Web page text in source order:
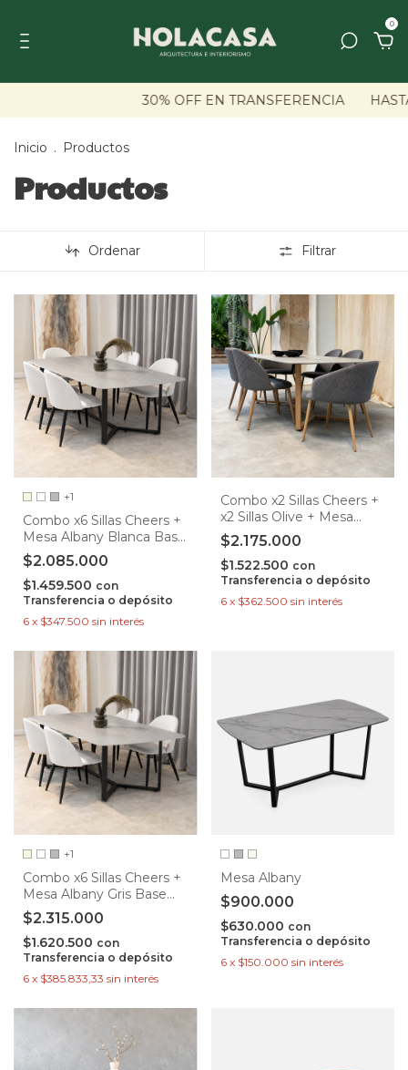
0
30% OFF EN TRANSFERENCIA HASTA 6
Inicio . Productos
Productos
Ordenar Filtrar
+1
Combo x6 Sillas Cheers +
Mesa Albany Blanca Base
Negra
$2.085.000
$1.459.500 con
Transferencia o depósito
6 x $347.500 sin interés
Combo x2 Sillas Cheers +
x2 Sillas Olive + Mesa
Albany Tapa Gris Base
Natural
$2.175.000
$1.522.500 con
Transferencia o depósito
6 x $362.500 sin interés
+1
Combo x6 Sillas Cheers +
Mesa Albany Gris Base
Negra
$2.315.000
$1.620.500 con
Transferencia o depósito
6 x $385.833,33 sin interés
Mesa Albany
$900.000
$630.000 con
Transferencia o depósito
6 x $150.000 sin interés